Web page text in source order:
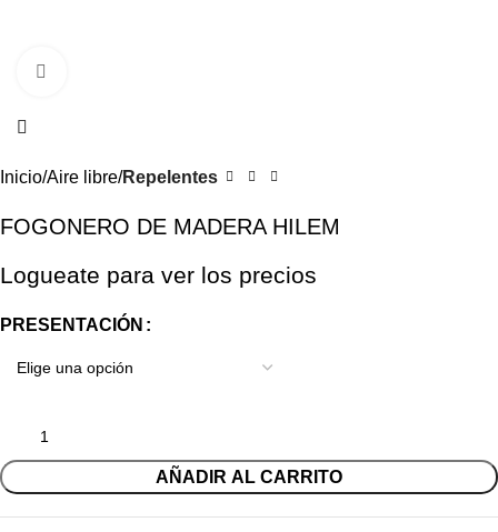
Inicio Aire libre Repelentes
FOGONERO DE MADERA HILEM
Logueate para ver los precios
PRESENTACIÓN
AÑADIR AL CARRITO